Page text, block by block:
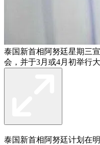
泰国新首相阿努廷星期三
会，并于3月或4月初举行
泰国新首相阿努廷计划在